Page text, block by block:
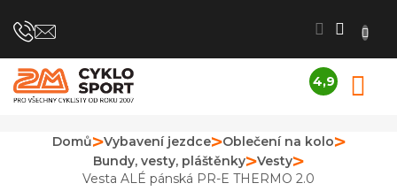
na
4,9
obchodu
je
4,9
z
Domů Vybavení jezdce
Oblečení na kolo
Bundy, vesty, pláštěnky
Vesty
Vesta ALÉ pánská PR-E THERMO 2.0